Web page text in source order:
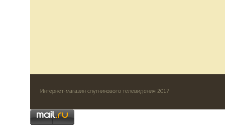
Интернет-магазин спутникового телевидения 2017